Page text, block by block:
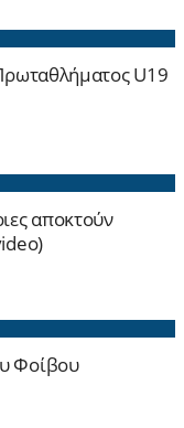
U19
αποκτούν
Φοίβου